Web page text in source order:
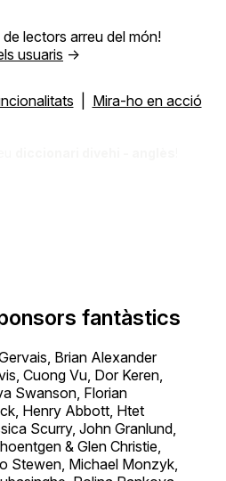
lectors arreu del món!
usuaris →
Mira-ho en acció
fantàstics
Brian Alexander
Cuong Vu, Dor Keren,
Swanson, Florian
Henry Abbott, Htet
Scurry, John Granlund,
& Glen Christie,
Stewen, Michael Monzyk,